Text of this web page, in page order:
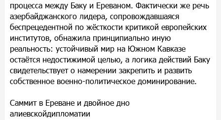
процесса между Баку и Ереваном. Фактически же речь
азербайджанского лидера, сопровождавшаяся
беспрецедентной по жёсткости критикой европейских
институтов, обнажила принципиально иную
реальность: устойчивый мир на Южном Кавказе
остаётся недостижимой целью, а логика действий Баку
свидетельствует о намерении закрепить и развить
собственное военно-политическое доминирование.
Саммит в Ереване и двойное дно
алиевскойдипломатии